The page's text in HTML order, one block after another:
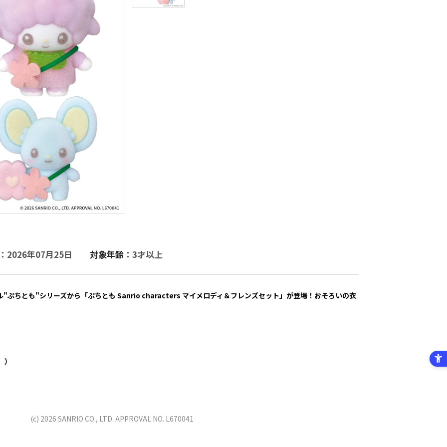
2026年07月25日 対象年齢 ：3才以上
"ぷちとも"シリーズから「ぷちとも Sanrio characters マイメロディ＆フレンズセット」が登場！おそろいの衣
(c) 2026 SANRIO CO., LTD. APPROVAL NO. L670041